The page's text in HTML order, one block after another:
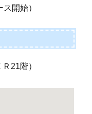
開始）
21階）